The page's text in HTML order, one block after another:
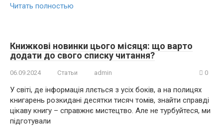
Читать полностью
Книжкові новинки цього місяця: що варто
додати до свого списку читання?
06.09.2024 Статьи admin 0
У світі, де інформація ллється з усіх боків, а на полицях
книгарень розкидані десятки тисяч томів, знайти справді
цікаву книгу – справжнє мистецтво. Але не турбуйтеся, ми
підготували